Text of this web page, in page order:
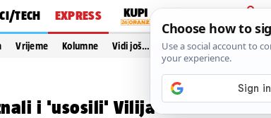
TECH EXPRESS
PRIJAVA
Vrijeme Kolumne Vidi još…
i 'usosili' Vilija